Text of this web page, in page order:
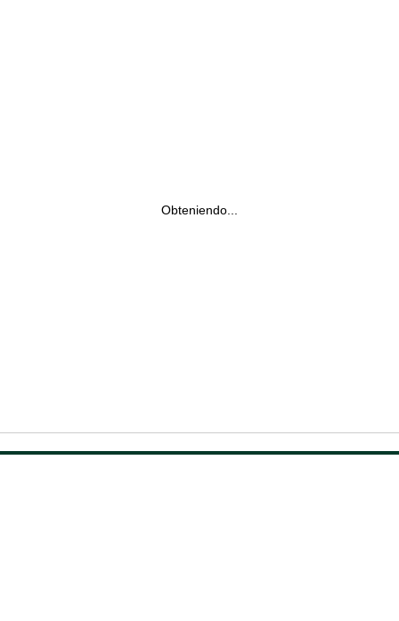
Obteniendo...